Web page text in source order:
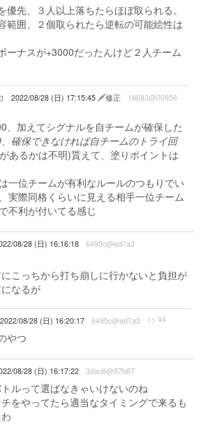
優先、３人以上落ちたらほぼ取られる。
範囲、２個取られたら逆転の可能絵性は
ーナスが+3000だったんけど２人チーム
2022/08/28 (日) 17:15:45 修正 18683@00956
、加えてシグナルを自チームが確保した
確保できなければ自チームのトライ回
あるかは不明)貰えて、塗りポイントは
一位チームが有利なルールのつもりでい
実際同格くらいに見える相手一位チーム
不利が付いてる感じ
08/28 (日) 16:16:18 6495c@ed7a3
こっちから打ち崩しに行かないと負担が
なるが
2022/08/28 (日) 16:20:17 6495c@ed7a3 >> 44
やつ
08/28 (日) 16:17:22 3dac6@57b87
ルって選ばなきゃいけないのね
をやってたら適当なタイミングで来るも